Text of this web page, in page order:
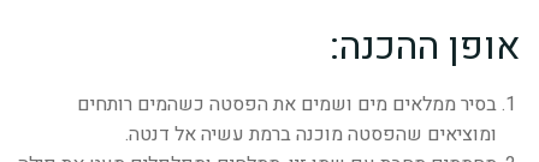
אופן ההכנה:
בסיר ממלאים מים ושמים את הפסטה כשהמים רותחים
ומוציאים שהפסטה מוכנה ברמת עשיה אל דנטה.